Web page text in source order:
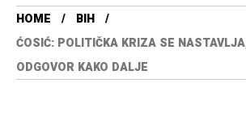
HOME
BIH
ĆOSIĆ: POLITIČKA KRIZA SE
ODGOVOR KAKO DALJE